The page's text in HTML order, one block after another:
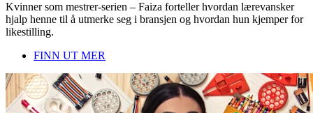
Kvinner som mestrer-serien – Faiza forteller hvordan lærevansker
hjalp henne til å utmerke seg i bransjen og hvordan hun kjemper for
likestilling.
FINN UT MER